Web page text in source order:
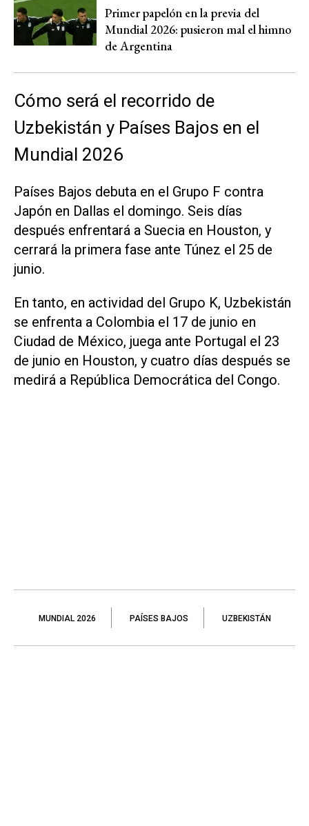
Primer papelón en la previa del
Mundial 2026: pusieron mal el himno
de Argentina
Cómo será el recorrido de
Uzbekistán y Países Bajos en el
Mundial 2026
Países Bajos debuta en el Grupo F contra
Japón en Dallas el domingo. Seis días
después enfrentará a Suecia en Houston, y
cerrará la primera ‌fase ante Túnez el 25 de
junio.
En tanto, en actividad del Grupo K, Uzbekistán
se enfrenta a Colombia el 17 ‌de junio ⁠en
Ciudad de México, juega ante Portugal el 23
de junio en Houston, y ​cuatro días después se
medirá a República Democrática del Congo.
MUNDIAL 2026 PAÍSES BAJOS UZBEKISTÁN